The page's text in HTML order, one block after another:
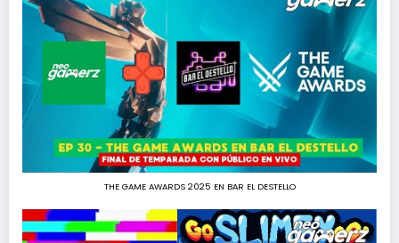
THE GAME AWARDS 2025 EN BAR EL DESTELLO